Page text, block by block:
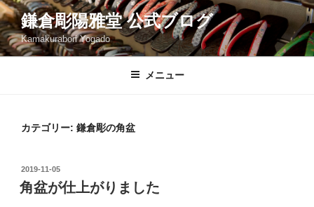
コ
ン
テ
ン
鎌倉彫陽雅堂 公式ブログ
Kamakurabori Yogado
メニュー
カテゴリー: 鎌倉彫の角盆
投
稿
日:
2019-11-05
角盆が仕上がりました